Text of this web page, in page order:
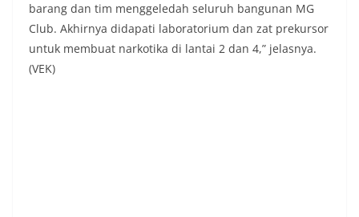
barang dan tim menggeledah seluruh bangunan MG
Club. Akhirnya didapati laboratorium dan zat prekursor
untuk membuat narkotika di lantai 2 dan 4,” jelasnya.
(VEK)